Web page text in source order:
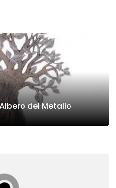
del Metallo